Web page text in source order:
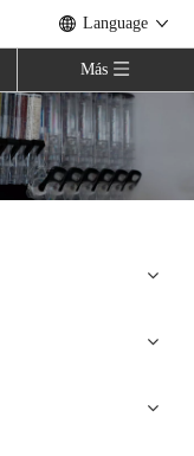
Language
Más